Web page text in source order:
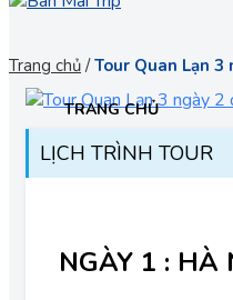
TRANG CHỦ
Trang chủ /Tour Quan Lạn
LỊCH TRÌNH TOUR
NGÀY 1 :